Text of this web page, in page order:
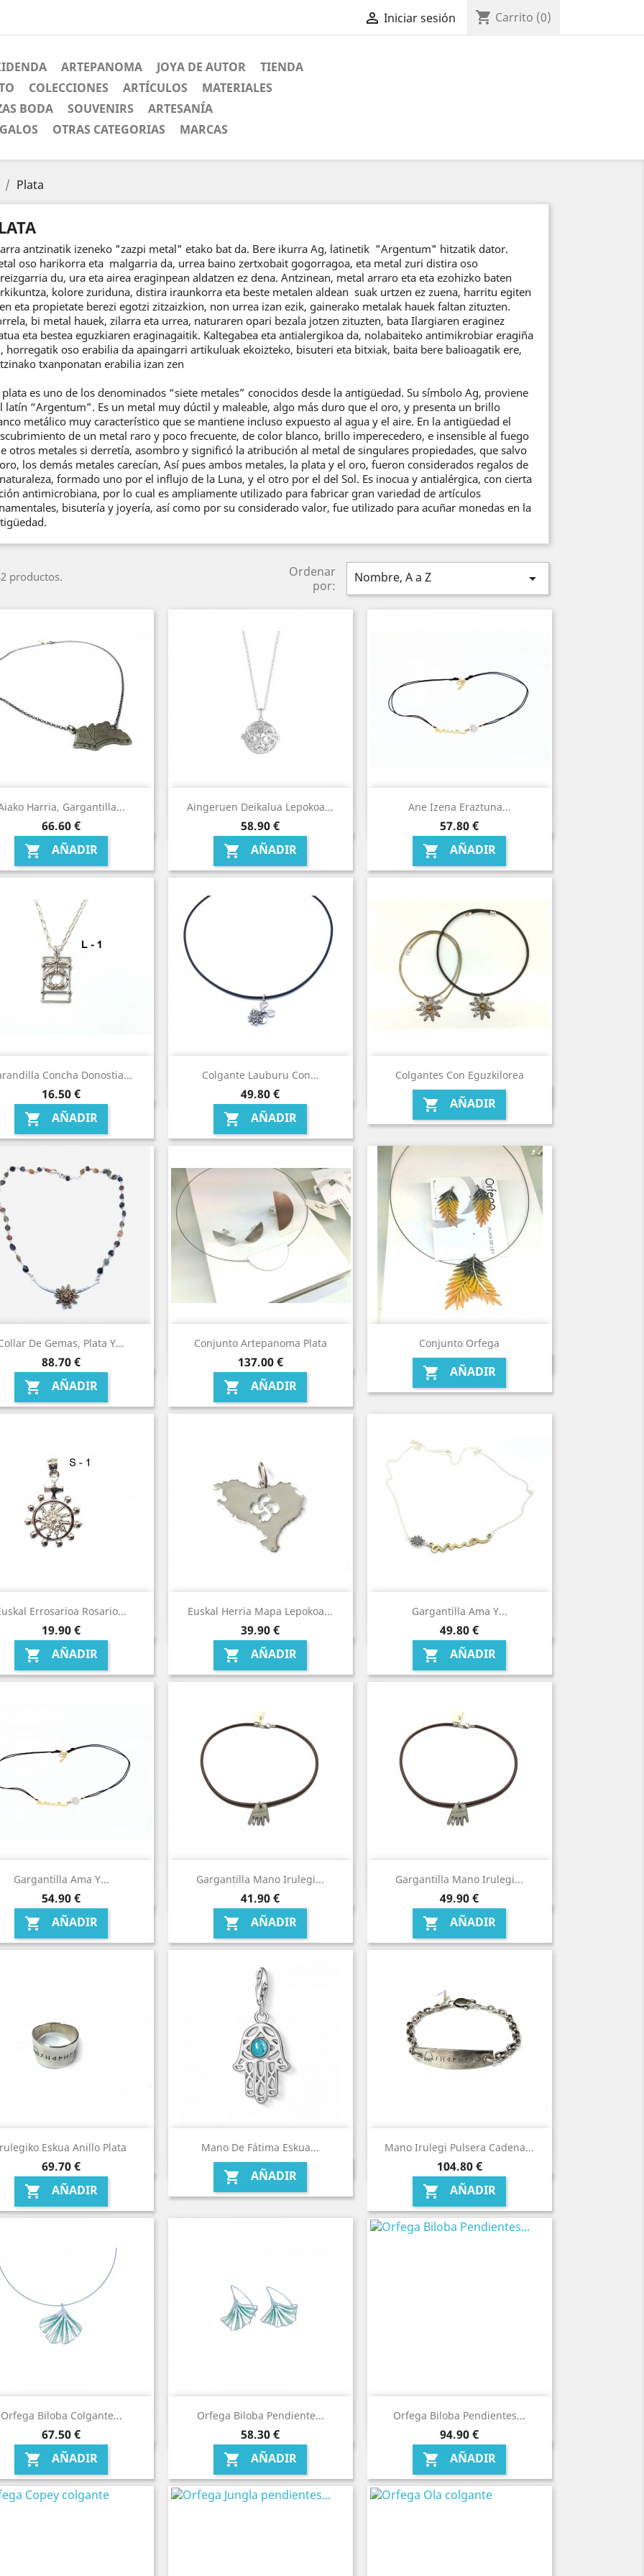
 Iniciar sesión shopping_cart Carrito (0)
ARTEPANOMA JOYA DE AUTOR
TIENDA
COLECCIONES ARTÍCULOS
MATERIALES
BODA
SOUVENIRS
ARTESANÍA
OTRAS CATEGORIAS MARCAS
Plata
antzinatik izeneko "zazpi metal" etako bat da. Bere ikurra Ag, latinetik "Argentum" hitzatik dator.
oso harikorra eta malgarria da, urrea baino zertxobait gogorragoa, eta metal zuri distira oso
du, ura eta airea eraginpean aldatzen ez dena. Antzinean, metal arraro eta eta ezohizko baten
kolore zuriduna, distira iraunkorra eta beste metalen aldean suak urtzen ez zuena, harritu egiten
eta propietate berezi egotzi zitzaizkion, non urrea izan ezik, gainerako metalak hauek faltan zituzten.
bi metal hauek, zilarra eta urrea, naturaren opari bezala jotzen zituzten, bata Ilargiaren eraginez
eta bestea eguzkiaren eraginagaitik. Kaltegabea eta antialergikoa da, nolabaiteko antimikrobiar eragiña
horregatik oso erabilia da apaingarri artikuluak ekoizteko, bisuteri eta bitxiak, baita bere balioagatik ere,
txanponatan erabilia izan zen
plata es uno de los denominados “siete metales” conocidos desde la antigüedad. Su símbolo Ag, proviene
latín “Argentum”. Es un metal muy dúctil y maleable, algo más duro que el oro, y presenta un brillo
metálico muy característico que se mantiene incluso expuesto al agua y el aire. En la antigüedad el
de un metal raro y poco frecuente, de color blanco, brillo imperecedero, e insensible al fuego
otros metales si derretía, asombro y significó la atribución al metal de singulares propiedades, que salvo
los demás metales carecían, Así pues ambos metales, la plata y el oro, fueron considerados regalos de
formado uno por el influjo de la Luna, y el otro por el del Sol. Es inocua y antialérgica, con cierta
antimicrobiana, por lo cual es ampliamente utilizado para fabricar gran variedad de artículos
bisutería y joyería, así como por su considerado valor, fue utilizado para acuñar monedas en la
productos.
Ordenar
por:
Nombre, A a Z 
Harria, Gargantilla...
Precio
66,60 €
 AÑADIR
Aingeruen Deikalua Lepokoa...
Precio
58,90 €
 AÑADIR
Ane Izena Eraztuna...
Precio
57,80 €
 AÑADIR
Concha Donostia...
Precio
16,50 €
 AÑADIR
Colgante Lauburu Con...
Precio
49,80 €
 AÑADIR
Colgantes Con Eguzkilorea
 AÑADIR
De Gemas, Plata Y...
Precio
88,70 €
 AÑADIR
Conjunto Artepanoma Plata
Precio
137,00 €
 AÑADIR
Conjunto Orfega
 AÑADIR
Errosarioa Rosario...
Precio
19,90 €
 AÑADIR
Euskal Herria Mapa Lepokoa...
Precio
39,90 €
 AÑADIR
Gargantilla Ama Y...
Precio
49,80 €
 AÑADIR
Gargantilla Ama Y...
Precio
54,90 €
 AÑADIR
Gargantilla Mano Irulegi...
Precio
41,90 €
 AÑADIR
Gargantilla Mano Irulegi...
Precio
49,90 €
 AÑADIR
Eskua Anillo Plata
Precio
69,70 €
 AÑADIR
Mano De Fátima Eskua...
 AÑADIR
Mano Irulegi Pulsera Cadena...
Precio
104,80 €
 AÑADIR
Orfega Biloba Colgante...
Precio
67,50 €
 AÑADIR
Orfega Biloba Pendiente...
Precio
58,30 €
 AÑADIR
Orfega Biloba Pendientes...
Precio
94,90 €
 AÑADIR